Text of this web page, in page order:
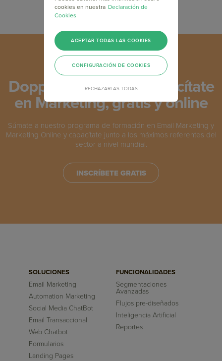
Doppler Academy: Capacítate
en Marketing, gratis y online
Súmate a nuestro programa de formación en Email Marketing y
Marketing Online y capacítate junto a los máximos referentes del
sector a nivel mundial.
INSCRÍBETE GRATIS
SOLUCIONES
Email Marketing
Automation Marketing
Social Media ChatBot
Email Transaccional
Web Chatbot
Formularios
Landing Pages
FUNCIONALIDADES
Segmentaciones
Avanzadas
Flujos pre-diseñados
Inteligencia Artificial
Reportes
cookies en nuestra Declaración de
Cookies
RECHAZARLAS TODAS
ACEPTAR TODAS LAS COOKIES
CONFIGURACIÓN DE COOKIES